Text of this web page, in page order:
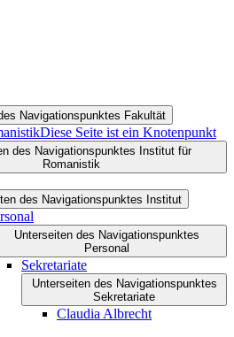
Navigationspunktes Fakultät
Diese Seite ist ein Knotenpunkt
des Navigationspunktes Institut für
Romanistik
des Navigationspunktes Institut
Unterseiten des Navigationspunktes
Personal
Sekretariate
Unterseiten des Navigationspunktes
Sekretariate
Claudia Albrecht